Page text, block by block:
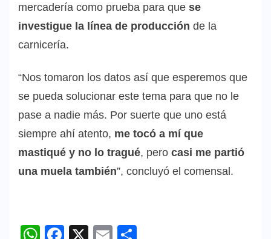
mercadería como prueba para que se
investigue la línea de producción de la
carnicería.
“Nos tomaron los datos así que esperemos que
se pueda solucionar este tema para que no le
pase a nadie más. Por suerte que uno está
siempre ahí atento, me tocó a mí que
mastiqué y no lo tragué, pero casi me partió
una muela también”, concluyó el comensal.